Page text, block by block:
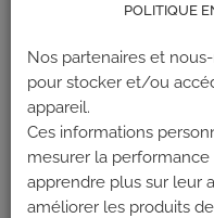
POLITIQUE
Nos partenaires et
pour stocker et/ou
appareil.
Ces informations
mesurer la
apprendre plus sur leur
améliorer les produits